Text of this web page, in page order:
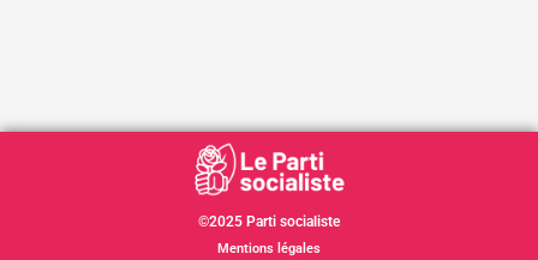
©2025 Parti socialiste
Mentions légales